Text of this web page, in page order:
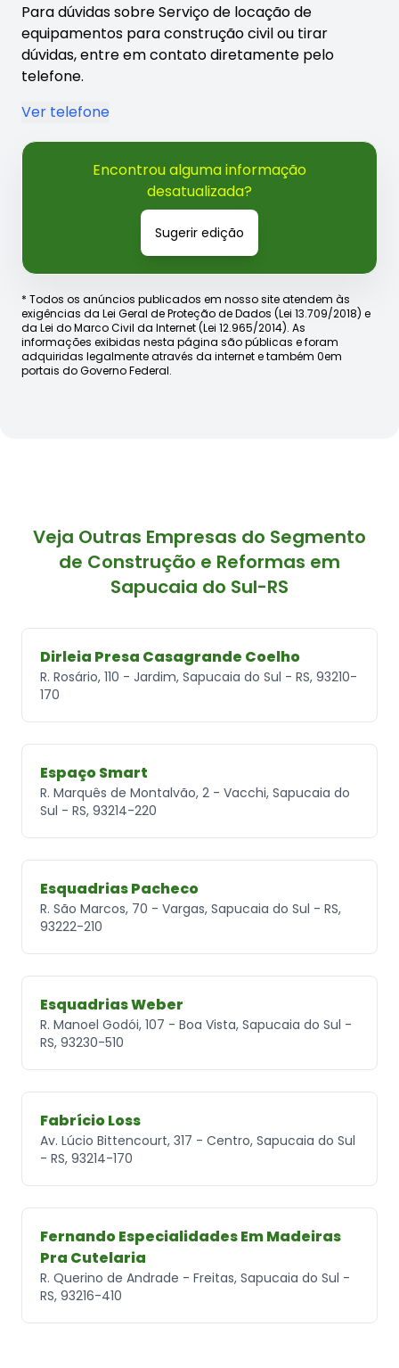
Para dúvidas sobre Serviço de locação de
equipamentos para construção civil ou tirar
dúvidas, entre em contato diretamente pelo
telefone.
Ver telefone
Encontrou alguma informação
desatualizada?
Sugerir edição
* Todos os anúncios publicados em nosso site atendem às
exigências da Lei Geral de Proteção de Dados (Lei 13.709/2018) e
da Lei do Marco Civil da Internet (Lei 12.965/2014). As
informações exibidas nesta página são públicas e foram
adquiridas legalmente através da internet e também 0em
portais do Governo Federal.
Veja Outras Empresas do Segmento
de Construção e Reformas em
Sapucaia do Sul-RS
Dirleia Presa Casagrande Coelho
R. Rosário, 110 - Jardim, Sapucaia do Sul - RS, 93210-
170
Espaço Smart
R. Marquês de Montalvão, 2 - Vacchi, Sapucaia do
Sul - RS, 93214-220
Esquadrias Pacheco
R. São Marcos, 70 - Vargas, Sapucaia do Sul - RS,
93222-210
Esquadrias Weber
R. Manoel Godói, 107 - Boa Vista, Sapucaia do Sul -
RS, 93230-510
Fabrício Loss
Av. Lúcio Bittencourt, 317 - Centro, Sapucaia do Sul
- RS, 93214-170
Fernando Especialidades Em Madeiras
Pra Cutelaria
R. Querino de Andrade - Freitas, Sapucaia do Sul -
RS, 93216-410